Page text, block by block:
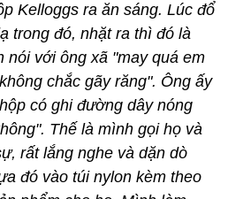
Kelloggs ra ăn sáng. Lúc đổ
trong đó, nhặt ra thì đó là
nói với ông xã "may quá em
chắc gãy răng". Ông ấy
có ghi đường dây nóng
Thế là mình gọi họ và
rất lắng nghe và dặn dò
đó vào túi nylon kèm theo